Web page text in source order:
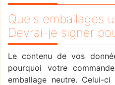
Quels emballages
Devrai-je signer
Le contenu de vos
pourquoi votre
emballage neutre. Celui-ci